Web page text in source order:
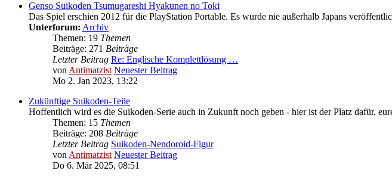
Genso Suikoden Tsumugareshi Hyakunen no Toki
Das Spiel erschien 2012 für die PlayStation Portable. Es wurde nie außerhalb Japans
Unterforum: Archiv
Themen: 19 Themen
Beiträge: 271 Beiträge
Letzter Beitrag Re: Englische Komplettlösung …
vonAntimatzist Neuester Beitrag
Mo 2. Jan 2023, 13:22
Zukünftige Suikoden-Teile
Hoffentlich wird es die Suikoden-Serie auch in Zukunft noch geben - hier ist der Platz dafür,
Themen: 15 Themen
Beiträge: 208 Beiträge
Letzter Beitrag Suikoden-Nendoroid-Figur
vonAntimatzist Neuester Beitrag
Do 6. Mär 2025, 08:51